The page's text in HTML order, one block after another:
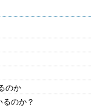
のか
のか？